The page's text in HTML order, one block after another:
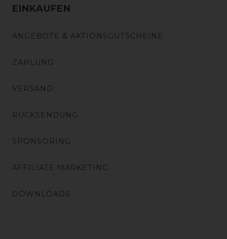
EINKAUFEN
ANGEBOTE & AKTIONSGUTSCHEINE
ZAHLUNG
VERSAND
RÜCKSENDUNG
SPONSORING
AFFILIATE MARKETING
DOWNLOADS